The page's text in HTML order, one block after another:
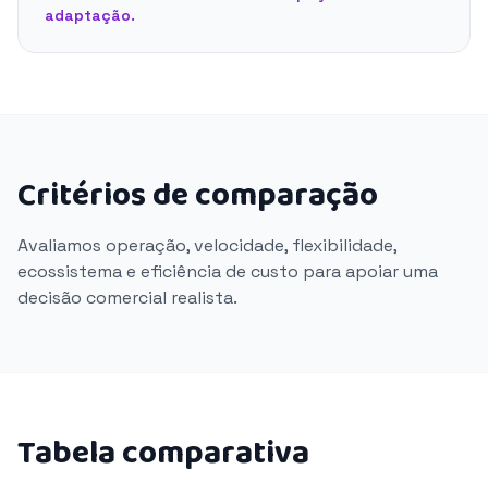
adaptação.
Critérios de comparação
Avaliamos operação, velocidade, flexibilidade,
ecossistema e eficiência de custo para apoiar uma
decisão comercial realista.
Tabela comparativa